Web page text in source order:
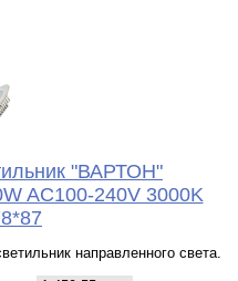
"ВАРТОН"
AC100-240V 3000K
направленного света.